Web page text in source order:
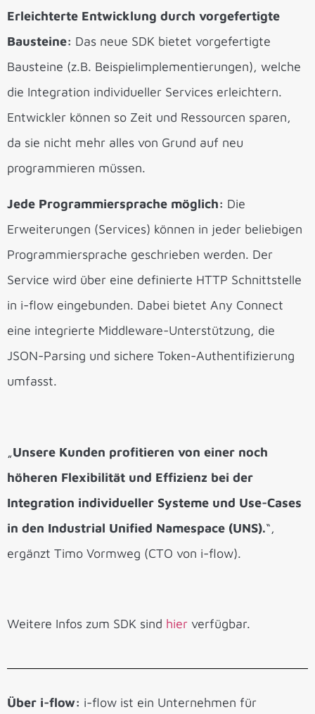
Erleichterte Entwicklung durch vorgefertigte
Bausteine: Das neue SDK bietet vorgefertigte
Bausteine (z.B. Beispielimplementierungen), welche
die Integration individueller Services erleichtern.
Entwickler können so Zeit und Ressourcen sparen,
da sie nicht mehr alles von Grund auf neu
programmieren müssen.
Jede Programmiersprache möglich: Die
Erweiterungen (Services) können in jeder beliebigen
Programmiersprache geschrieben werden. Der
Service wird über eine definierte HTTP Schnittstelle
in i-flow eingebunden. Dabei bietet Any Connect
eine integrierte Middleware-Unterstützung, die
JSON-Parsing und sichere Token-Authentifizierung
umfasst.
„Unsere Kunden profitieren von einer noch
höheren Flexibilität und Effizienz bei der
Integration individueller Systeme und Use-Cases
in den Industrial Unified Namespace (UNS).“,
ergänzt Timo Vormweg (CTO von i-flow).
Weitere Infos zum SDK sind hier verfügbar.
Über i-flow: i-flow ist ein Unternehmen für